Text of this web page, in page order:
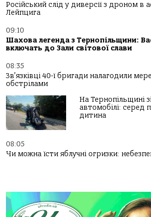
Російський слід у диверсії з дроном в
Лейпцига
09:10
Шахова легенда з Тернопільщини:
включать до Зали світової слави
08:35
Зв’язківці 40-ї бригади налагодили
обстрілами
На Тернопільщині
автомобілі: серед
дитина
08:05
Чи можна їсти яблучні огризки: